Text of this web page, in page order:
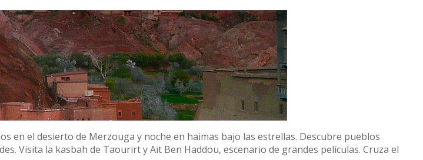
en el desierto de Merzouga y noche en haimas bajo las estrellas. Descubre pueblos
Visita la kasbah de Taourirt y Aït Ben Haddou, escenario de grandes películas. Cruza el